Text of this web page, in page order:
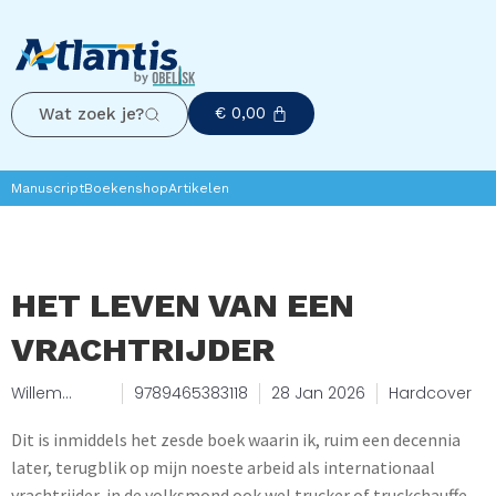
Wat zoek je? € 0,00
ManuscriptBoekenshopArtikelen
HET LEVEN VAN EEN
VRACHTRIJDER
Willem
9789465383118 28 Jan 2026 Hardcover
Dit is inmiddels het zesde boek waarin ik, ruim een decennia
later, terugblik op mijn noeste arbeid als internationaal